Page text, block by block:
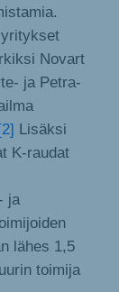
Novart
ja Petra-
[2]
Lisäksi
K-raudat
ja
lähes 1,5
toimija